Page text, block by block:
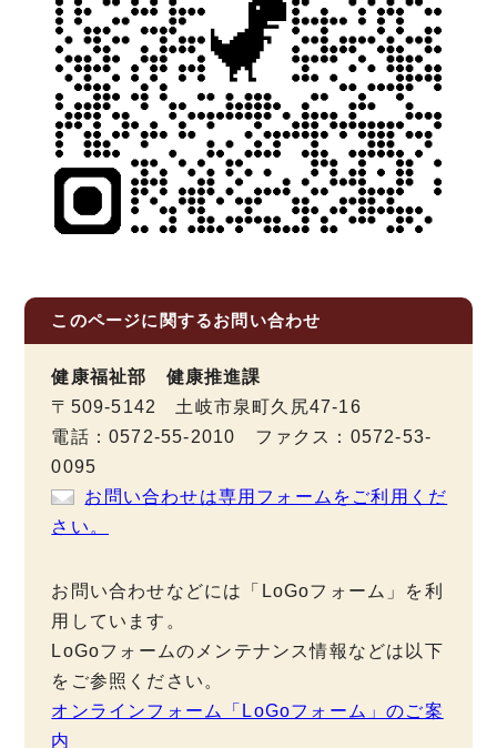
このページに関するお問い合わせ
健康福祉部 健康推進課
〒509-5142 土岐市泉町久尻47-16
電話：0572-55-2010 ファクス：0572-53-
0095
お問い合わせは専用フォームをご利用くだ
さい。
お問い合わせなどには「LoGoフォーム」を利
用しています。
LoGoフォームのメンテナンス情報などは以下
をご参照ください。
オンラインフォーム「LoGoフォーム」のご案
内